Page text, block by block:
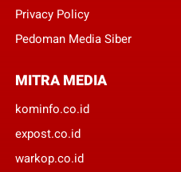
Privacy Policy
Pedoman Media Siber
MITRA MEDIA
kominfo.co.id
expost.co.id
warkop.co.id